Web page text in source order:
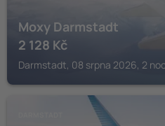
Moxy Darmstadt
2 128 Kč
Darmstadt, 08 srpna 2026, 2